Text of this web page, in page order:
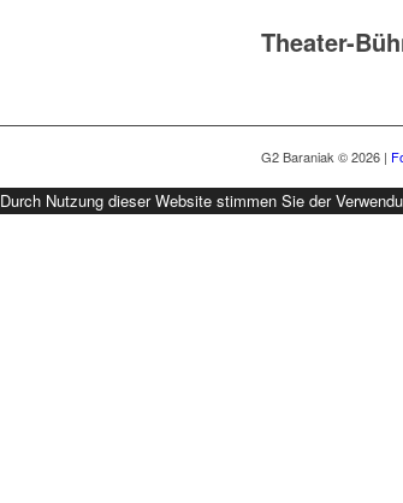
Theater-
G2 Baraniak © 2026 |
Durch Nutzung dieser Website stimmen Sie der